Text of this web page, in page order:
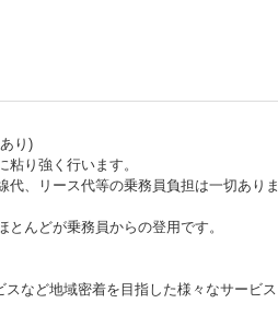
り)
り強く行います。
、リース代等の乗務員負担は一切ありま
んどが乗務員からの登用です。
など地域密着を目指した様々なサービス